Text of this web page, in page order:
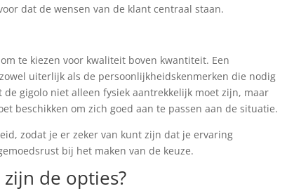
dat de wensen van de klant centraal staan.
te kiezen voor kwaliteit boven kwantiteit. Een
uiterlijk als de persoonlijkheidskenmerken die nodig
gigolo niet alleen fysiek aantrekkelijk moet zijn, maar
beschikken om zich goed aan te passen aan de situatie.
zodat je er zeker van kunt zijn dat je ervaring
bij het maken van de keuze.
de opties?